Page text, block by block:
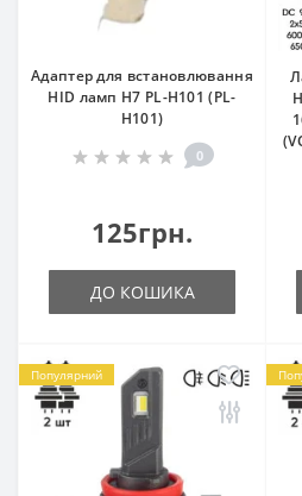
Адаптер для встановлювання
HID ламп Н7 PL-H101 (PL-
H101)
0
125грн.
ДО КОШИКА
Популярний